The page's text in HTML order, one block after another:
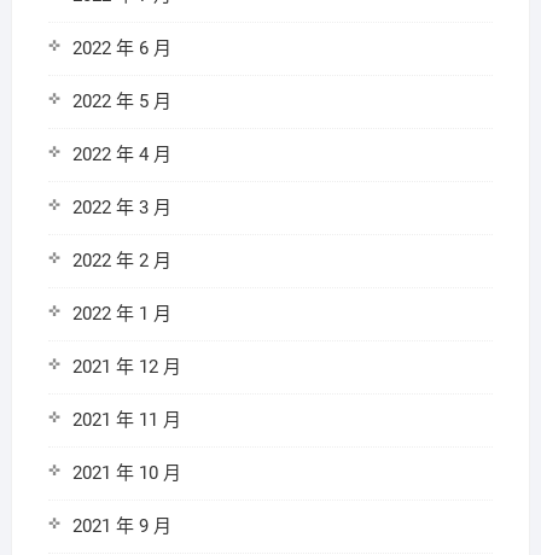
2022 年 6 月
2022 年 5 月
2022 年 4 月
2022 年 3 月
2022 年 2 月
2022 年 1 月
2021 年 12 月
2021 年 11 月
2021 年 10 月
2021 年 9 月